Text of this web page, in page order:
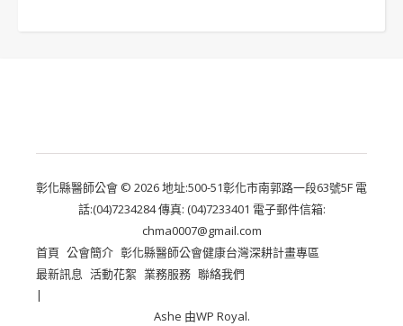
彰化縣醫師公會 © 2026 地址:500-51彰化市南郭路一段63號5F 電
話:(04)7234284 傳真: (04)7233401 電子郵件信箱:
chma0007@gmail.com
首頁 公會簡介 彰化縣醫師公會健康台灣深耕計畫專區
最新訊息 活動花絮 業務服務 聯絡我們
Ashe 由WP Royal.